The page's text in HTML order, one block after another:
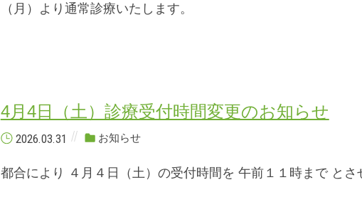
（月）より通常診療いたします。
4月4日（土）診療受付時間変更のお知らせ
2026.03.31 お知らせ
都合により ４月４日（土）の受付時間を 午前１１時まで とさ